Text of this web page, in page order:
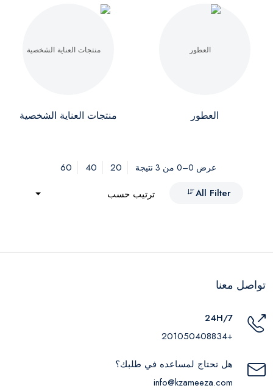
العطور منتجات العناية الشخصية
عرض 0–0 من 3 نتيجة 20
40
60
All Filter
ترتيب حسب
تواصل معنا
24H/7
+201050408834
هل تحتاج لمساعده في طلبك؟
info@kzameeza.com